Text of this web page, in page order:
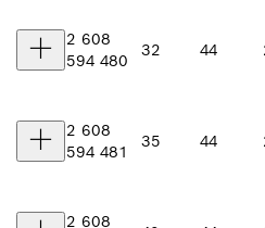
2 608
594 480
32 44
2 608
594 481
35 44
2 608